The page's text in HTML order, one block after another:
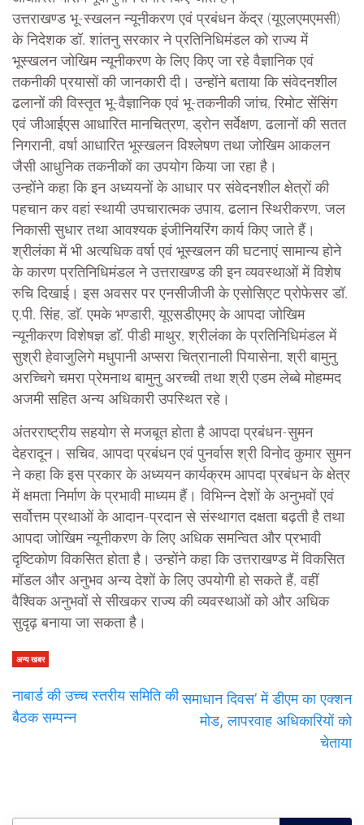
उत्तराखण्ड भू-स्खलन न्यूनीकरण एवं प्रबंधन केंद्र (यूएलएमएमसी)
के निदेशक डॉ. शांतनु सरकार ने प्रतिनिधिमंडल को राज्य में
भूस्खलन जोखिम न्यूनीकरण के लिए किए जा रहे वैज्ञानिक एवं
तकनीकी प्रयासों की जानकारी दी। उन्होंने बताया कि संवेदनशील
ढलानों की विस्तृत भू-वैज्ञानिक एवं भू-तकनीकी जांच, रिमोट सेंसिंग
एवं जीआईएस आधारित मानचित्रण, ड्रोन सर्वेक्षण, ढलानों की सतत
निगरानी, वर्षा आधारित भूस्खलन विश्लेषण तथा जोखिम आकलन
जैसी आधुनिक तकनीकों का उपयोग किया जा रहा है।
उन्होंने कहा कि इन अध्ययनों के आधार पर संवेदनशील क्षेत्रों की
पहचान कर वहां स्थायी उपचारात्मक उपाय, ढलान स्थिरीकरण, जल
निकासी सुधार तथा आवश्यक इंजीनियरिंग कार्य किए जाते हैं।
श्रीलंका में भी अत्यधिक वर्षा एवं भूस्खलन की घटनाएं सामान्य होने
के कारण प्रतिनिधिमंडल ने उत्तराखण्ड की इन व्यवस्थाओं में विशेष
रुचि दिखाई। इस अवसर पर एनसीजीजी के एसोसिएट प्रोफेसर डॉ.
ए.पी. सिंह, डाॅ. एमके भण्डारी, यूएसडीएमए के आपदा जोखिम
न्यूनीकरण विशेषज्ञ डाॅ. पीडी माथुर, श्रीलंका के प्रतिनिधिमंडल में
सुश्री हेवाजुलिगे मधुपानी अप्सरा चित्रानाली पियासेना, श्री बामुनु
अरच्चिगे चमरा प्रेमनाथ बामुनु अरच्ची तथा श्री एडम लेब्बे मोहम्मद
अजमी सहित अन्य अधिकारी उपस्थित रहे।
अंतरराष्ट्रीय सहयोग से मजबूत होता है आपदा प्रबंधन-सुमन
देहरादून। सचिव, आपदा प्रबंधन एवं पुनर्वास श्री विनोद कुमार सुमन
ने कहा कि इस प्रकार के अध्ययन कार्यक्रम आपदा प्रबंधन के क्षेत्र
में क्षमता निर्माण के प्रभावी माध्यम हैं। विभिन्न देशों के अनुभवों एवं
सर्वोत्तम प्रथाओं के आदान-प्रदान से संस्थागत दक्षता बढ़ती है तथा
आपदा जोखिम न्यूनीकरण के लिए अधिक समन्वित और प्रभावी
दृष्टिकोण विकसित होता है। उन्होंने कहा कि उत्तराखण्ड में विकसित
मॉडल और अनुभव अन्य देशों के लिए उपयोगी हो सकते हैं, वहीं
वैश्विक अनुभवों से सीखकर राज्य की व्यवस्थाओं को और अधिक
सुदृढ़ बनाया जा सकता है।
अन्य खबर
नाबार्ड की उच्च स्तरीय समिति की
बैठक सम्पन्न
समाधान दिवस’ में डीएम का एक्शन
मोड, लापरवाह अधिकारियों को
चेताया